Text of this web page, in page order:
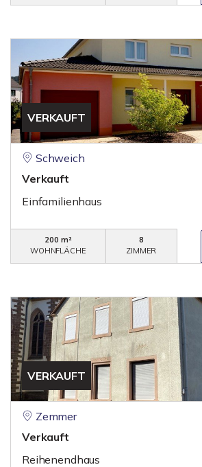
VERKAUFT
Schweich
Verkauft
Einfamilienhaus
200 m²
WOHNFLÄCHE
8
ZIMMER
VERKAUFT
Zemmer
Verkauft
Reihenendhaus